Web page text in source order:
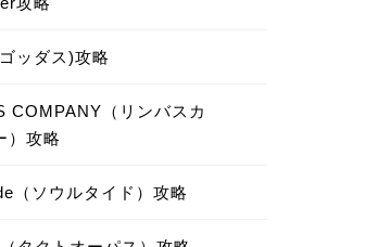
ッダス)攻略
COMPANY（リンバスカ
）攻略
（ソウルタイド）攻略